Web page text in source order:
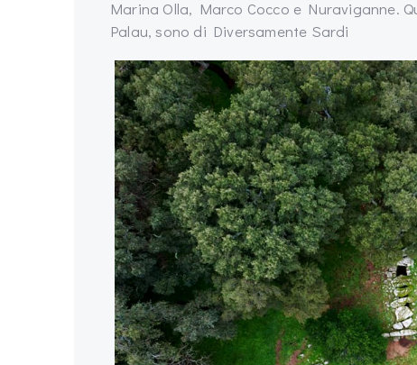
Marina Olla, Marco Cocco e Nuraviganne.
Palau, sono di Diversamente Sardi